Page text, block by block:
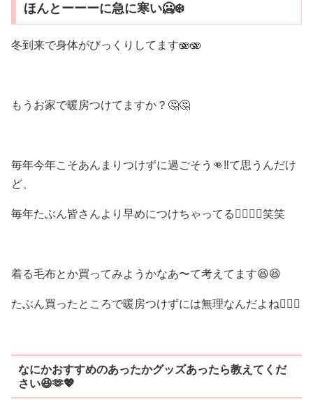
ほんとーーーに急に寒い🥶❄️
冬到来で身体がびっくりしてます🫨🫨
もうお家で暖房つけてますか？🤔🤔
毎年今年こそあんまりつけずに過ごそう👊‼️て思うんだけ
ど、
毎年たぶん皆さんより早めにつけちゃってる😵‍💫😵‍💫笑笑
着る毛布とか買ってみようかなあ〜て考えてます😆😆
たぶん買ったところで暖房つけずには無理なんだよね😵‍💫💦
なにかおすすめのあったかグッズあったら教えてくだ
さい😆🫶💖